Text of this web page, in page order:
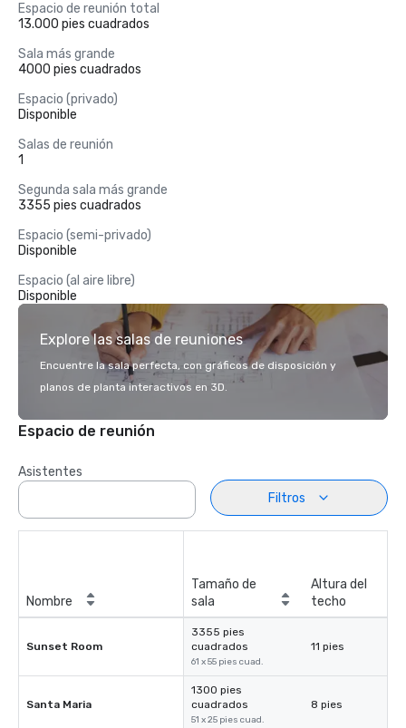
Espacio de reunión total
13.000 pies cuadrados
Sala más grande
4000 pies cuadrados
Espacio (privado)
Disponible
Salas de reunión
1
Segunda sala más grande
3355 pies cuadrados
Espacio (semi-privado)
Disponible
Espacio (al aire libre)
Disponible
Explore las salas de reuniones
Encuentre la sala perfecta, con gráficos de disposición y
planos de planta interactivos en 3D.
Espacio de reunión
Asistentes
Filtros
Nombre
Tamaño de
sala
Altura del
techo
Sunset Room
3355 pies
cuadrados
61 x 55 pies cuad.
11 pies
Santa Maria
1300 pies
cuadrados
51 x 25 pies cuad.
8 pies